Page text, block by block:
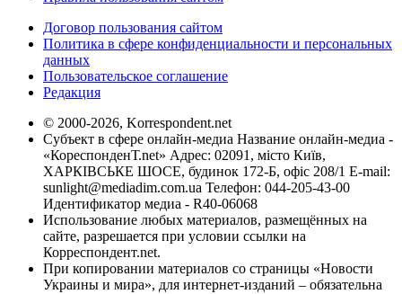
Договор пользования сайтом
Политика в сфере конфиденциальности и персональных
данных
Пользовательское соглашение
Редакция
© 2000-2026, Korrespondent.net
Субъект в сфере онлайн-медиа Название онлайн-медиа -
«КореспонденТ.net» Адрес: 02091, місто Київ,
ХАРКІВСЬКЕ ШОСЕ, будинок 172-Б, офіс 208/1 E-mail:
sunlight@mediadim.com.ua Телефон: 044-205-43-00
Идентификатор медиа - R40-06068
Использование любых материалов, размещённых на
сайте, разрешается при условии ссылки на
Корреспондент.net.
При копировании материалов со страницы «Новости
Украины и мира», для интернет-изданий – обязательна